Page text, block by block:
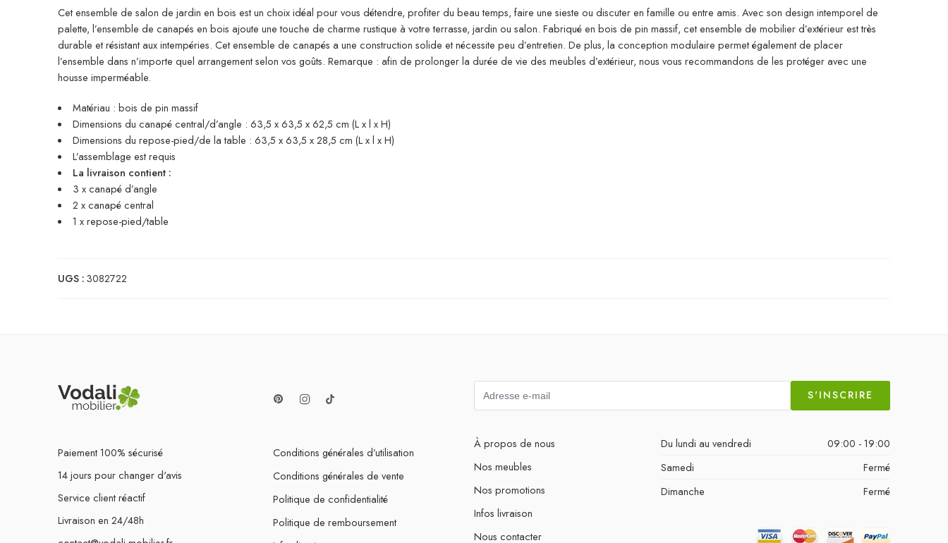
Cet ensemble de salon de jardin en bois est un choix idéal pour vous détendre, profiter du beau temps, faire une sieste ou discuter en famille ou entre amis. Avec son design intemporel de
palette, l’ensemble de canapés en bois ajoute une touche de charme rustique à votre terrasse, jardin ou salon. Fabriqué en bois de pin massif, cet ensemble de mobilier d’extérieur est très
durable et résistant aux intempéries. Cet ensemble de canapés a une construction solide et nécessite peu d’entretien. De plus, la conception modulaire permet également de placer
l’ensemble dans n’importe quel arrangement selon vos goûts. Remarque : afin de prolonger la durée de vie des meubles d’extérieur, nous vous recommandons de les protéger avec une
housse imperméable.
Matériau : bois de pin massif
Dimensions du canapé central/d’angle : 63,5 x 63,5 x 62,5 cm (L x l x H)
Dimensions du repose-pied/de la table : 63,5 x 63,5 x 28,5 cm (L x l x H)
L’assemblage est requis
La livraison contient :
3 x canapé d’angle
2 x canapé central
1 x repose-pied/table
UGS :3082722
Paiement 100% sécurisé
14 jours pour changer d'avis
Service client réactif
Livraison en 24/48h
Conditions générales d’utilisation
Conditions générales de vente
Politique de confidentialité
Politique de remboursement
S'INSCRIRE
À propos de nous
Nos meubles
Nos promotions
Infos livraison
Nous contacter
Du lundi au vendredi
09:00 - 19:00
Samedi
Fermé
Dimanche
Fermé